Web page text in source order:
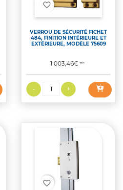
favorite_border
VERROU DE SÉCURITÉ FICHET
484, FINITION INTÉRIEURE ET
EXTÉRIEURE, MODÈLE 75609
Prix
1 003,46€TTC
favorite_border